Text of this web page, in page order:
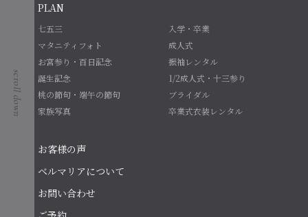
PLAN
七五三
入学・卒業
マタニティフォト
成人式
お宮参り・百日記念
振袖レンタル
誕生記念
1/2成人式・十三参り
桃の節句・端午の節句
ブライダル
家族写真
卒業式衣装レンタル
お客様の声
ベルマリアについて
お問い合わせ